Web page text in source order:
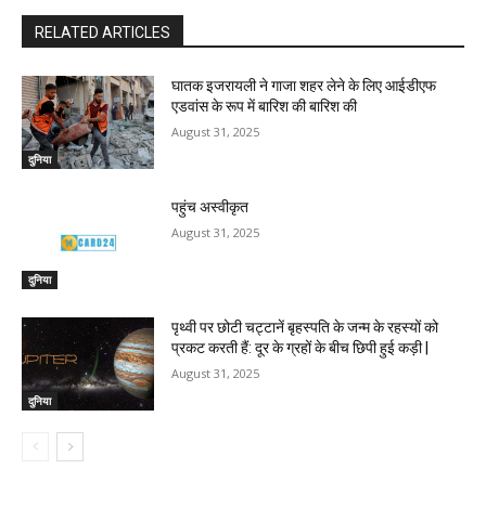
RELATED ARTICLES
दुनिया
घातक इजरायली ने गाजा शहर लेने के लिए आईडीएफ
एडवांस के रूप में बारिश की बारिश की
August 31, 2025
दुनिया
पहुंच अस्वीकृत
August 31, 2025
दुनिया
पृथ्वी पर छोटी चट्टानें बृहस्पति के जन्म के रहस्यों को
प्रकट करती हैं: दूर के ग्रहों के बीच छिपी हुई कड़ी |
August 31, 2025